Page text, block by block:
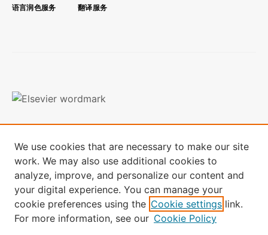
语言润色服务 翻译服务
条款与条件
隐私政策
本网站使用Cookies，如想了解更多信息，
请访问终端数据页面
本网站的全部内容：版权所有 © 2024 Elsevier B.V. 其许可方及贡
献者。保留所有权利，包括文本和数据挖掘、 AI 训练和类似技
术。
We use cookies that are necessary to make our site
work. We may also use additional cookies to
analyze, improve, and personalize our content and
your digital experience. You can manage your
cookie preferences using the Cookie settings link.
For more information, see our Cookie Policy